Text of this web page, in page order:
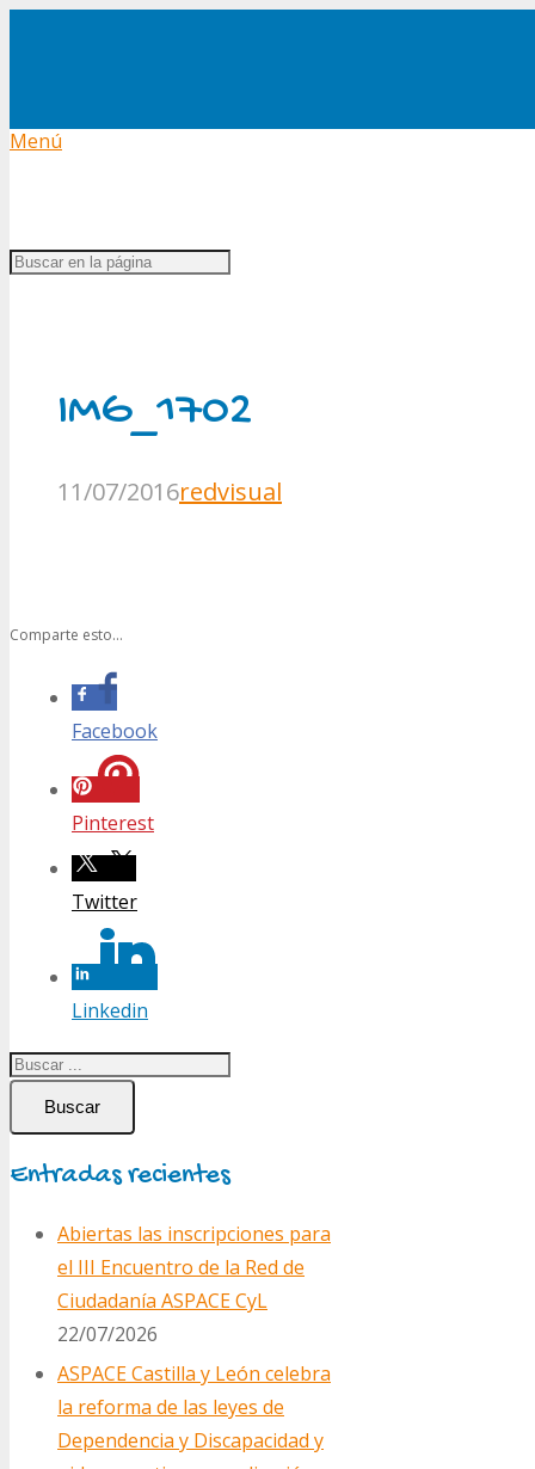
Menú
IMG_1702
11/07/2016redvisual
Comparte esto...
Facebook
Pinterest
Twitter
Linkedin
Buscar
Entradas recientes
Abiertas las inscripciones para
el III Encuentro de la Red de
Ciudadanía ASPACE CyL
22/07/2026
ASPACE Castilla y León celebra
la reforma de las leyes de
Dependencia y Discapacidad y